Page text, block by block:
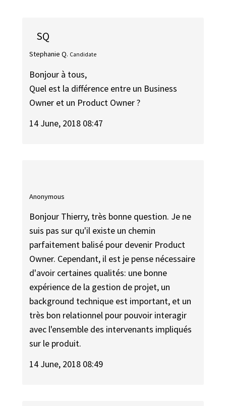
SQ
Stephanie Q. Candidate
Bonjour à tous,
Quel est la différence entre un Business
Owner et un Product Owner ?
14 June, 2018 08:47
Anonymous
Bonjour Thierry, très bonne question. Je ne
suis pas sur qu'il existe un chemin
parfaitement balisé pour devenir Product
Owner. Cependant, il est je pense nécessaire
d'avoir certaines qualités: une bonne
expérience de la gestion de projet, un
background technique est important, et un
très bon relationnel pour pouvoir interagir
avec l'ensemble des intervenants impliqués
sur le produit.
14 June, 2018 08:49